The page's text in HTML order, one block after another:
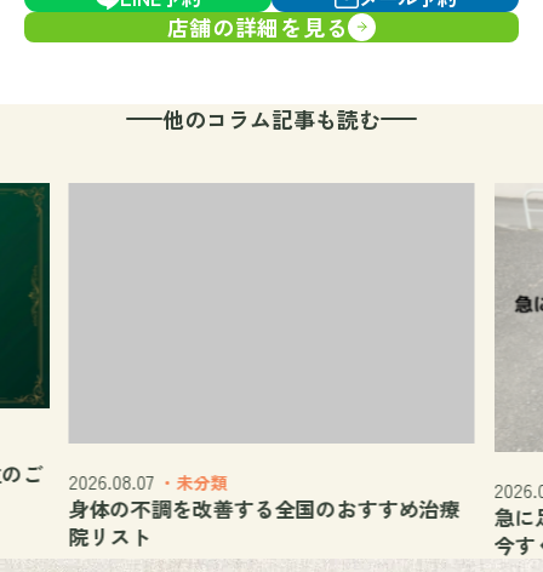
店舗の詳細を見る
他のコラム記事も読む
・未分類
調を改善する全国のおすすめ治療
・未分類
急に足が痛い 歩
今すぐできる対処